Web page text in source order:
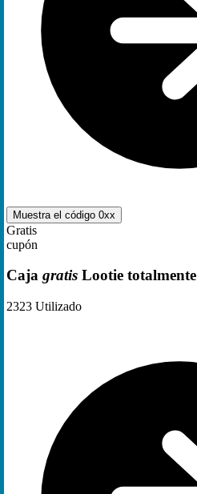
Muestra el código 0xx
Gratis
cupón
Caja gratis Lootie totalmente
2323 Utilizado